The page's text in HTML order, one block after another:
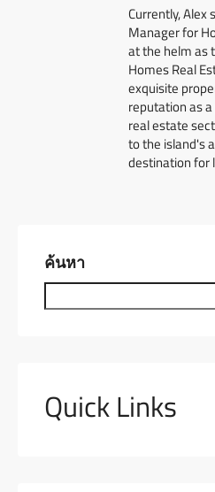
Currently,
Manager for
at the helm as
Homes Real
exquisite
reputation as
real estate
to the island's
destination for
ค้นหา
Quick Links